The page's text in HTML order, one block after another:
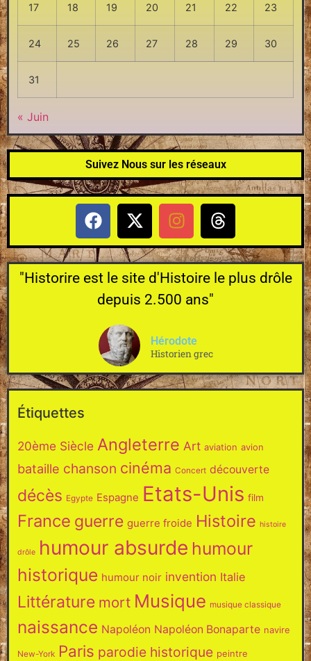
17 18 19 20 21 22 23
24 25 26 27 28 29 30
31
« Juin
Suivez Nous sur les réseaux
"Historire est le site d'Histoire le plus drôle
depuis 2.500 ans"
Hérodote
Historien grec
Étiquettes
20ème Siècle Angleterre Art aviation avion
bataille chanson cinéma Concert découverte
décès Egypte Espagne Etats-Unis film
France guerre guerre froide Histoire histoire
drôle humour absurde humour
historique humour noir invention Italie
Littérature mort Musique musique classique
naissance Napoléon Napoléon Bonaparte navire
New-York Paris parodie historique peintre